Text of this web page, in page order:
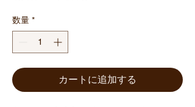
数量 *
カートに追加する